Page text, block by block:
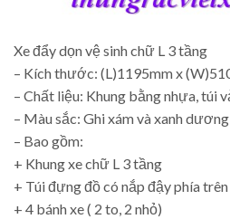
Xe đẩy dọn vệ sinh chữ L 3 tầng
– Kích thước: (L)1195mm x
– Chất liệu: Khung bằng nhựa, túi
– Màu sắc: Ghi xám và xanh dương
– Bao gồm:
+ Khung xe chữ L 3 tầng
+ Túi đựng đồ có nắp đậy phía trên
+ 4 bánh xe ( 2 to, 2 nhỏ)